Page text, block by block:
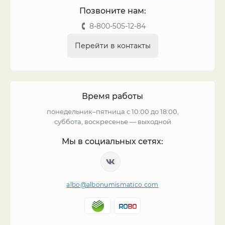
Позвоните нам:
8-800-505-12-84
Перейти в контакты
Время работы
понедельник–пятница с 10:00 до 18:00,
суббота, воскресенье — выходной
Мы в социальных сетях:
albo@albonumismatico.com